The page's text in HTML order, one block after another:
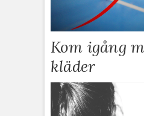
Kom igång
kläder